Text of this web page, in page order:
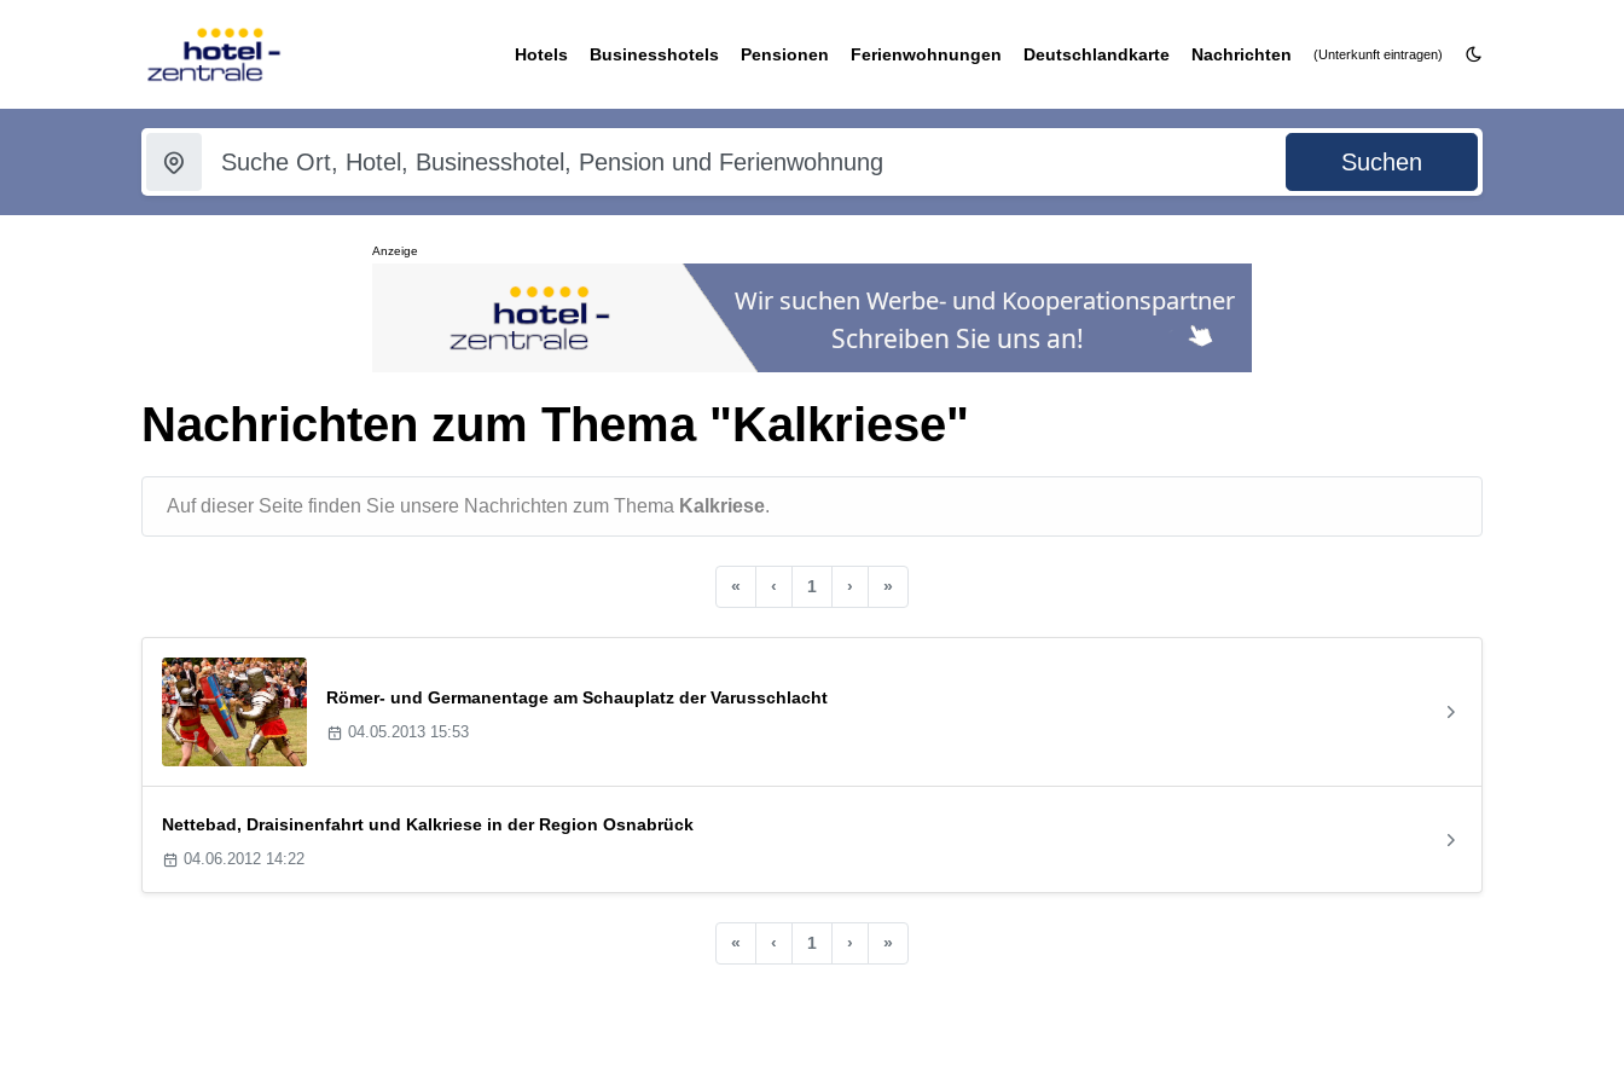
Hotels Businesshotels Pensionen Ferienwohnungen Deutschlandkarte Nachrichten (Unterkunft eintragen)
Suchen
Anzeige
Nachrichten zum Thema "Kalkriese"
Auf dieser Seite finden Sie unsere Nachrichten zum Thema Kalkriese.
« ‹ 1 › »
Römer- und Germanentage am Schauplatz der Varusschlacht
04.05.2013 15:53
Nettebad, Draisinenfahrt und Kalkriese in der Region Osnabrück
04.06.2012 14:22
« ‹ 1 › »